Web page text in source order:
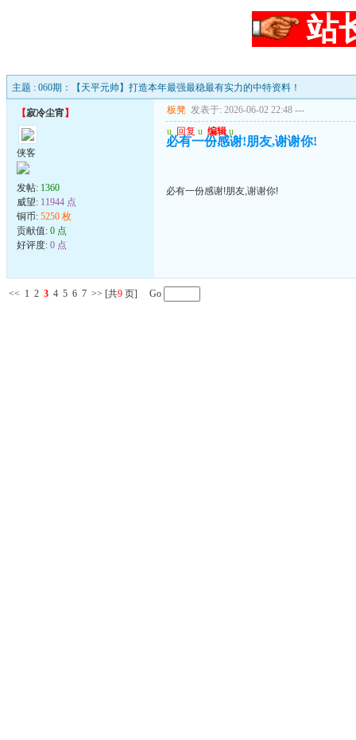
站
主题 : 060期：【天平元帅】打造本年最强最稳最有实力的中特资料！
【寂冷尘宵 】
侠客
发帖: 1360
威望: 11944 点
铜币: 5250 枚
贡献值: 0 点
好评度: 0 点
板凳 发表于: 2026-06-02 22:48 ---
u 回复 u 编辑 u
必有一份感谢!朋友,谢谢你!
必有一份感谢!朋友,谢谢你!
<< 1 2 3 4 5 6 7 >> [共9 页] Go